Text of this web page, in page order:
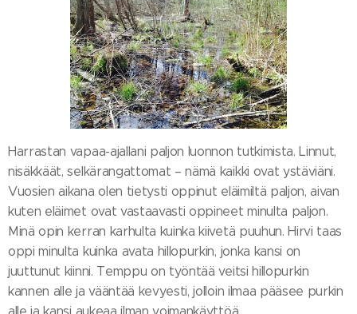
Harrastan vapaa-ajallani paljon luonnon tutkimista. Linnut,
nisäkkäät, selkärangattomat – nämä kaikki ovat ystäviäni.
Vuosien aikana olen tietysti oppinut eläimiltä paljon, aivan
kuten eläimet ovat vastaavasti oppineet minulta paljon.
Minä opin kerran karhulta kuinka kiivetä puuhun. Hirvi taas
oppi minulta kuinka avata hillopurkin, jonka kansi on
juuttunut kiinni. Temppu on työntää veitsi hillopurkin
kannen alle ja vääntää kevyesti, jolloin ilmaa pääsee purkin